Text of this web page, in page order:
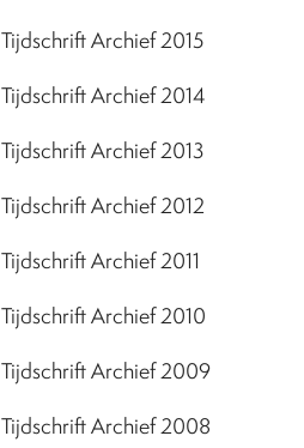
Tijdschrift Archief 2015
Tijdschrift Archief 2014
Tijdschrift Archief 2013
Tijdschrift Archief 2012
Tijdschrift Archief 2011
Tijdschrift Archief 2010
Tijdschrift Archief 2009
Tijdschrift Archief 2008